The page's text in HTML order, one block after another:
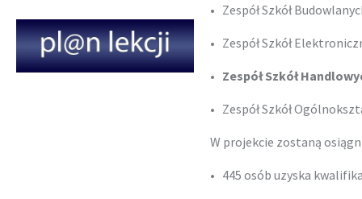
• Zespół Szkół
• Zespół Szkół
• Zespół Szkół
• Zespół Szkół
W projekcie zostaną
• 445 osób uzyska